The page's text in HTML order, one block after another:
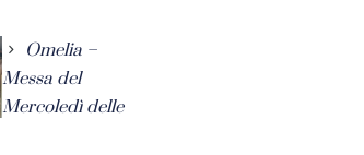
Omelia –
Messa del
Mercoledì delle